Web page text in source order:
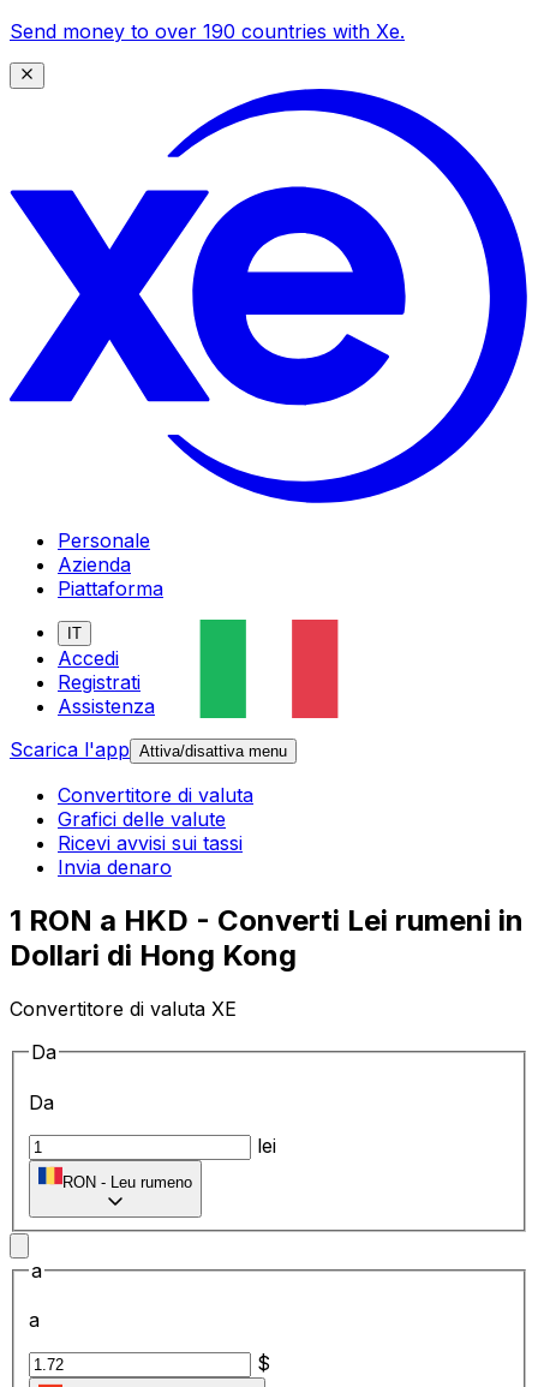
Send money to over 190 countries with Xe.
Personale
Azienda
Piattaforma
IT
Accedi
Registrati
Assistenza
Scarica l'app Attiva/disattiva menu
Convertitore di valuta
Grafici delle valute
Ricevi avvisi sui tassi
Invia denaro
1 RON a HKD - Converti Lei rumeni in
Dollari di Hong Kong
Convertitore di valuta XE
Da
Da
lei
RON - Leu rumeno
a
a
$